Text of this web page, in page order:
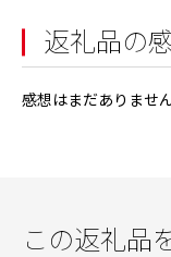
返礼品の
感想はまだありません
この返礼品